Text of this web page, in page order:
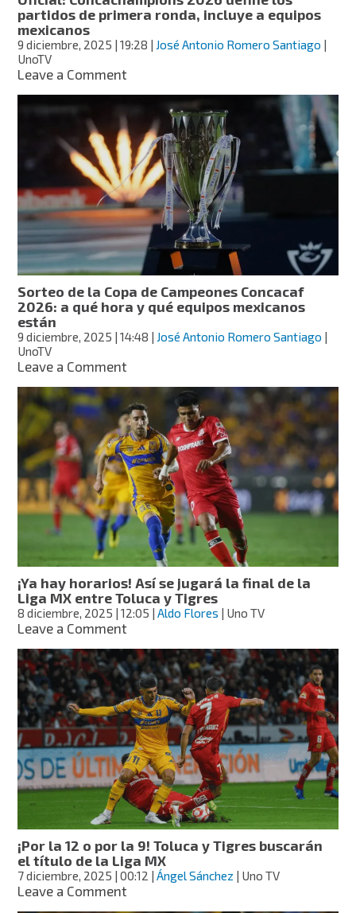
ida
del
Apertura
2025
partidos de primera ronda, incluye a equipos
mexicanos
9 diciembre, 2025 | 19:28 | José Antonio Romero Santiago |
UnoTV
Leave a Commenton
Concachampions
2026
define
los
partidos
de
primera
ronda,
incluye
a
equipos
mexicanos
Sorteo de la Copa de Campeones Concacaf
2026: a qué hora y qué equipos mexicanos
están
9 diciembre, 2025 | 14:48 | José Antonio Romero Santiago |
UnoTV
Leave a Commenton
la
Copa
de
Campeones
Concacaf
2026:
a
qué
hora
qué
equipos
mexicanos
están
¡Ya hay horarios! Así se jugará la final de la
Liga MX entre Toluca y Tigres
8 diciembre, 2025 | 12:05 |Aldo Flores | Uno TV
Leave a Commenton
hay
horarios!
Así
se
jugará
la
final
de
la
Liga
MX
entre
Toluca
y
Tigres
¡Por la 12 o por la 9! Toluca y Tigres buscarán
el título de la Liga MX
7 diciembre, 2025 | 00:12 |Ángel Sánchez | Uno TV
Leave a Commenton